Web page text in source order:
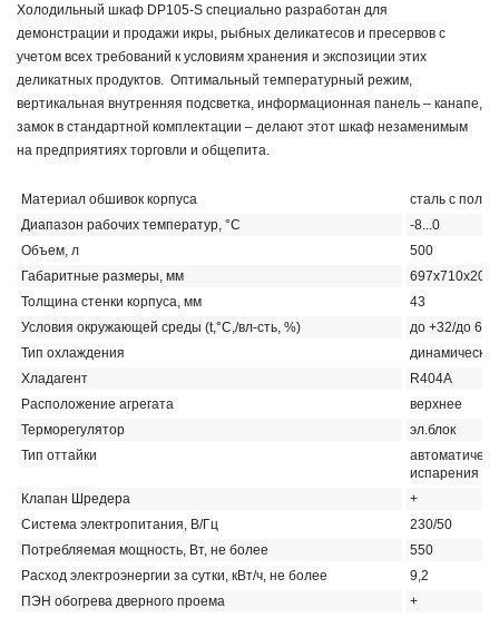
Холодильный шкаф DP105-S специально разработан для
демонстрации и продажи икры, рыбных деликатесов и пресервов с
учетом всех требований к условиям хранения и экспозиции этих
деликатных продуктов. Оптимальный температурный режим,
вертикальная внутренняя подсветка, информационная панель – канапе,
замок в стандартной комплектации – делают этот шкаф незаменимым
на предприятиях торговли и общепита.
Материал обшивок корпуса
сталь с
Диапазон рабочих температур, °C
-8...0
Объем, л
500
Габаритные размеры, мм
Толщина стенки корпуса, мм
43
Условия окружающей среды (t,°C,/вл-сть, %)
до +32/до 60
Тип охлаждения
динамический
Хладагент
R404A
Расположение агрегата
верхнее
Терморегулятор
эл.блок
Тип оттайки
испарения
Клапан Шредера
+
Система электропитания, В/Гц
230/50
Потребляемая мощность, Вт, не более
550
Расход электроэнергии за сутки, кВт/ч, не более
9,2
ПЭН обогрева дверного проема
+